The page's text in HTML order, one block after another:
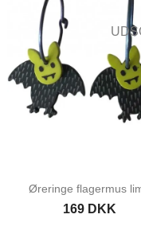
Øreringe flagermus
169 DKK